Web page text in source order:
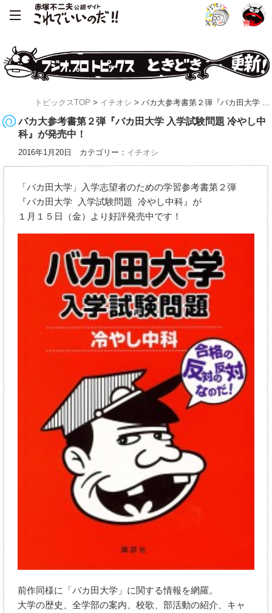
トピックスTOP > イチオシ > バカ大参考書第２弾『バカ田大学 ...
バカ大参考書第２弾『バカ田大学 入学試験問題 冷やし中
科』が発売中！
2016年1月20日 カテゴリー： イチオシ
「バカ田大学」入学志望者のための学習参考書第２弾
『バカ田大学 入学試験問題 冷やし中科』が
１月１５日（金）より好評発売中です！
前作同様に「バカ田大学」に関する情報を網羅。
大学の歴史、全学部の案内、校歌、部活動の紹介、キャ